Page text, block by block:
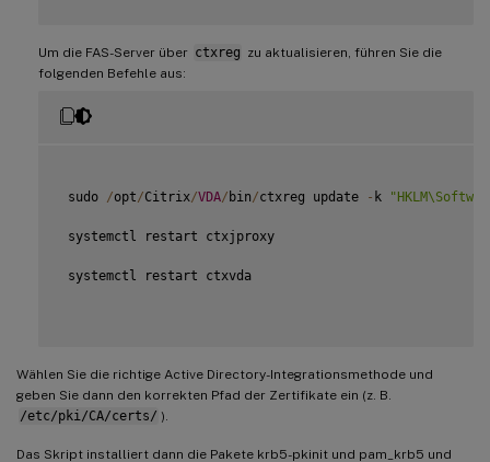
Um die FAS-Server über ctxreg zu aktualisieren, führen Sie die
folgenden Befehle aus:
sudo /opt/Citrix/VDA/ bin/ctxreg update - k
systemctl restart ctxjproxy
systemctl restart ctxvda
Wählen Sie die richtige Active Directory-Integrationsmethode und
geben Sie dann den korrekten Pfad der Zertifikate ein (z. B.
/etc/pki/CA/certs/ ).
Das Skript installiert dann die Pakete krb5-pkinit und pam_krb5 und